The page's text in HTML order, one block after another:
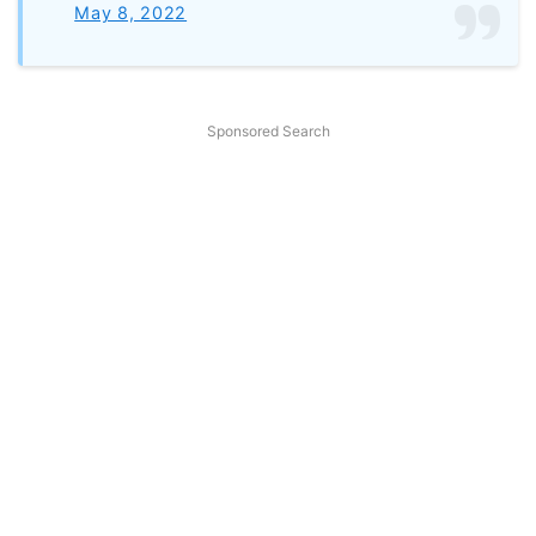
May 8, 2022
Sponsored Search